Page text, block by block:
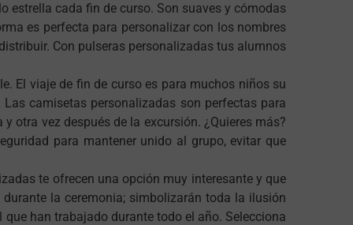
estrella cada fin de curso. Son suaves y cómodas
es perfecta para personalizar con los nombres
Con pulseras personalizadas tus alumnos
El viaje de fin de curso es para muchos niños su
camisetas personalizadas son perfectas para
otra vez después de la excursión. ¿Quieres más?
para mantener unido al grupo, evitar que
te ofrecen una opción muy interesante y que
la ceremonia; simbolizarán toda la ilusión
han trabajado durante todo el año. Selecciona